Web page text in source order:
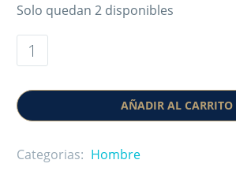
Solo quedan 2 disponibles
AÑADIR AL CARRITO
Categorias: Hombre